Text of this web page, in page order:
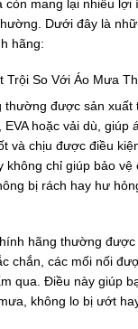
còn mang lại nhiều
Dưới đây là
hãng:
Trội So Với Áo Mưa
thường được sản xuất
hoặc vải dù, giúp
và chịu được điều
không chỉ giúp bảo
bị rách hay hư
hãng thường
chắn, các mối nối
qua. Điều này giúp
không lo bị ướt